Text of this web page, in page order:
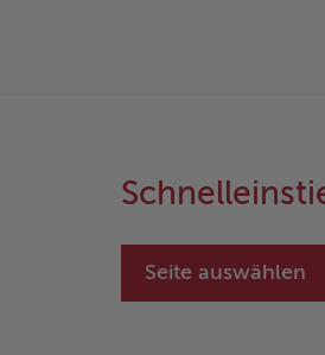
Seite auswählen